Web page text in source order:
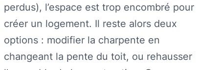
perdus), l’espace est trop encombré pour
créer un logement. Il reste alors deux
options : modifier la charpente en
changeant la pente du toit, ou rehausser